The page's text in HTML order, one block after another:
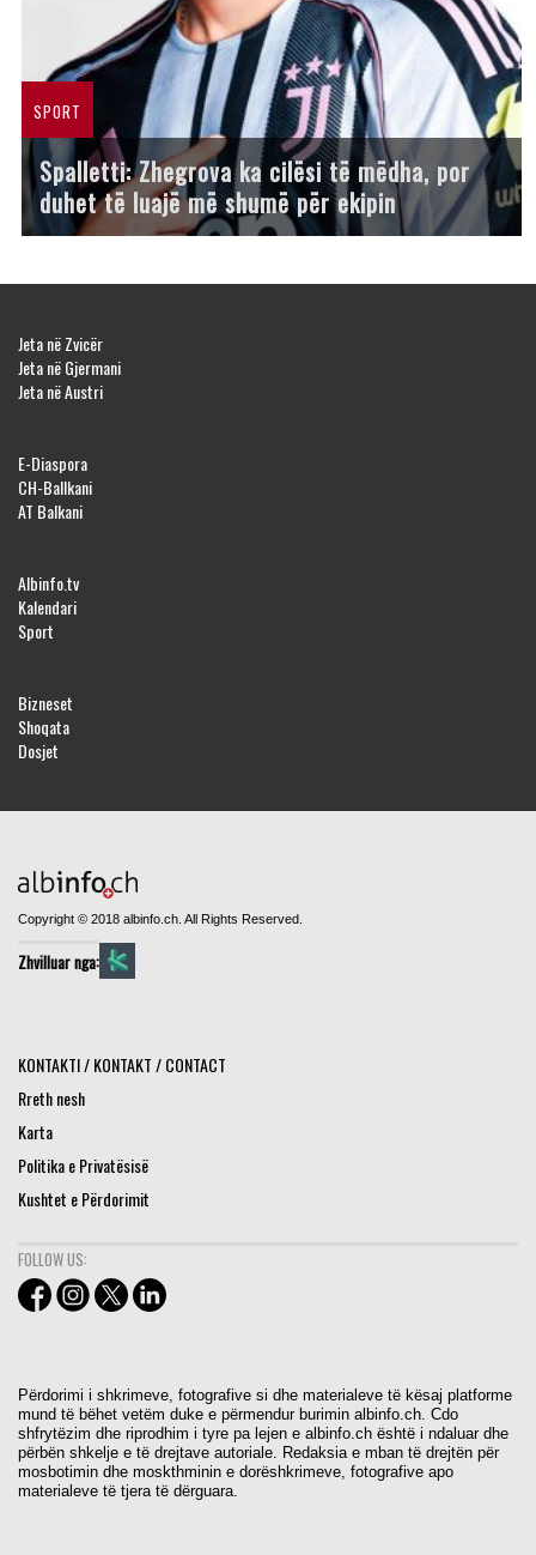
SPORT
Spalletti: Zhegrova ka cilësi të mëdha, por
duhet të luajë më shumë për ekipin
Jeta në Zvicër
Jeta në Gjermani
Jeta në Austri
E-Diaspora
CH-Ballkani
AT Balkani
Albinfo.tv
Kalendari
Sport
Bizneset
Shoqata
Dosjet
Copyright © 2018 albinfo.ch. All Rights Reserved.
Zhvilluar nga:
KONTAKTI / KONTAKT / CONTACT
Rreth nesh
Karta
Politika e Privatësisë
Kushtet e Përdorimit
FOLLOW US:
Përdorimi i shkrimeve, fotografive si dhe materialeve të kësaj platforme
mund të bëhet vetëm duke e përmendur burimin albinfo.ch. Cdo
shfrytëzim dhe riprodhim i tyre pa lejen e albinfo.ch është i ndaluar dhe
përbën shkelje e të drejtave autoriale. Redaksia e mban të drejtën për
mosbotimin dhe moskthminin e dorëshkrimeve, fotografive apo
materialeve të tjera të dërguara.